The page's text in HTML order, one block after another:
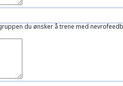
du ønsker å trene med